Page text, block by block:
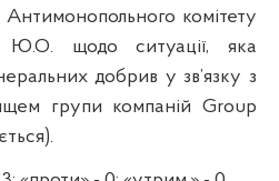
комітету
Ю.О. щодо ситуації, яка
добрив у зв’язку з
групи компаній Group